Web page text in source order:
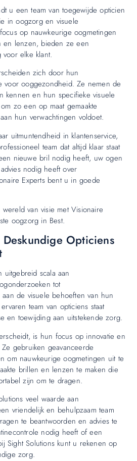
u een team van toegewijde opticien
in oogzorg en visuele
op nauwkeurige oogmetingen
en lenzen, bieden ze een
elke klant.
zich door hun
voor ooggezondheid. Ze nemen de
kennen en hun specifieke visuele
zo een op maat gemaakte
hun verwachtingen voldoet.
uitmuntendheid in klantenservice,
team dat altijd klaar staat
nieuwe bril nodig heeft, uw ogen
nodig heeft over
Experts bent u in goede
van visie met Visionaire
oogzorg in Best.
Opticiens
uitgebreid scala aan
tot
de visuele behoeften van hun
team van opticiens staat
en toewijding aan uitstekende zorg.
is hun focus op innovatie en
gebruiken geavanceerde
om nauwkeurige oogmetingen uit te
brillen en lenzen te maken die
zijn om te dragen.
veel waarde aan
vriendelijk en behulpzaam team
te beantwoorden en advies te
nodig heeft of een
Sight Solutions kunt u rekenen op
zorg.